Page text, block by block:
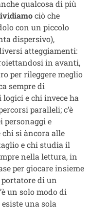
qualcosa di più
ciò che
con un piccolo
dispersivo),
atteggiamenti:
in avanti,
per rileggere meglio
sempre di
e chi invece ha
paralleli; c’è
personaggi e
si àncora alle
e chi studia il
nella lettura, in
per giocare insieme
portatore di un
un solo modo di
una sola